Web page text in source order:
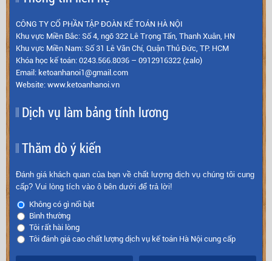
CÔNG TY CỔ PHẦN TẬP ĐOÀN KẾ TOÁN HÀ NỘI
Khu vực Miền Bắc: Số 4, ngõ 322 Lê Trọng Tấn, Thanh Xuân, HN
Khu vực Miền Nam: Số 31 Lê Văn Chí, Quận Thủ Đức, TP. HCM
Khóa học kế toán: 0243.566.8036 – 0912916322 (zalo)
Email: ketoanhanoi1@gmail.com
Website: www.ketoanhanoi.vn
Dịch vụ làm bảng tính lương
Thăm dò ý kiến
Đánh giá khách quan của bạn về chất lượng dịch vụ chúng tôi cung
cấp? Vui lòng tích vào ô bên dưới để trả lời!
Không có gì nổi bật
Bình thường
Tôi rất hài lòng
Tôi đánh giá cao chất lượng dịch vụ kế toán Hà Nội cung cấp